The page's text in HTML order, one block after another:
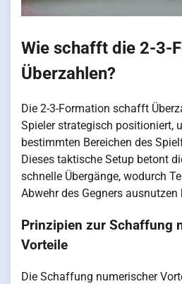
Wie schafft die 2-3-
Überzahlen?
Die 2-3-Formation schafft
Spieler strategisch positioniert,
bestimmten Bereichen des
Dieses taktische Setup betont
schnelle Übergänge, wodurch
Abwehr des Gegners ausnutzen
Prinzipien zur Schaffung
Vorteile
Die Schaffung numerischer